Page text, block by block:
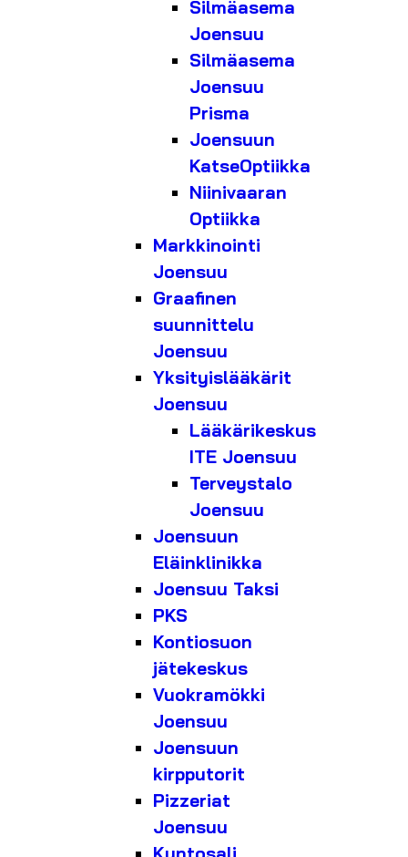
Silmäasema
Joensuu
Silmäasema
Joensuu
Prisma
Joensuun
KatseOptiikka
Niinivaaran
Optiikka
Markkinointi
Joensuu
Graafinen
suunnittelu
Joensuu
Yksityislääkärit
Joensuu
Lääkärikeskus
ITE Joensuu
Terveystalo
Joensuu
Joensuun
Eläinklinikka
Joensuu Taksi
PKS
Kontiosuon
jätekeskus
Vuokramökki
Joensuu
Joensuun
kirpputorit
Pizzeriat
Joensuu